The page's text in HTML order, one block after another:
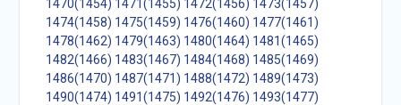
1470(1454) 1471(1455) 1472(1456) 1473(1457)
1474(1458) 1475(1459) 1476(1460) 1477(1461)
1478(1462) 1479(1463) 1480(1464) 1481(1465)
1482(1466) 1483(1467) 1484(1468) 1485(1469)
1486(1470) 1487(1471) 1488(1472) 1489(1473)
1490(1474) 1491(1475) 1492(1476) 1493(1477)